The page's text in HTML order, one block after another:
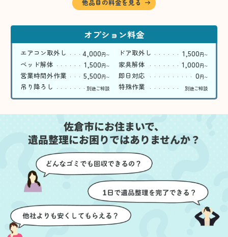
他品目の料金を見る
オプション料金
エアコン取外し 4,000円〜 ドア取外し 1,500円〜
ベッド解体 1,500円〜 家具解体 1,000円〜
営業時間外作業 5,500円〜 即日対応 0円〜
吊り降ろし 別途ご相談 特殊作業 別途ご相談
佐倉市にお住まいで、
遺品整理にお困りではありませんか？